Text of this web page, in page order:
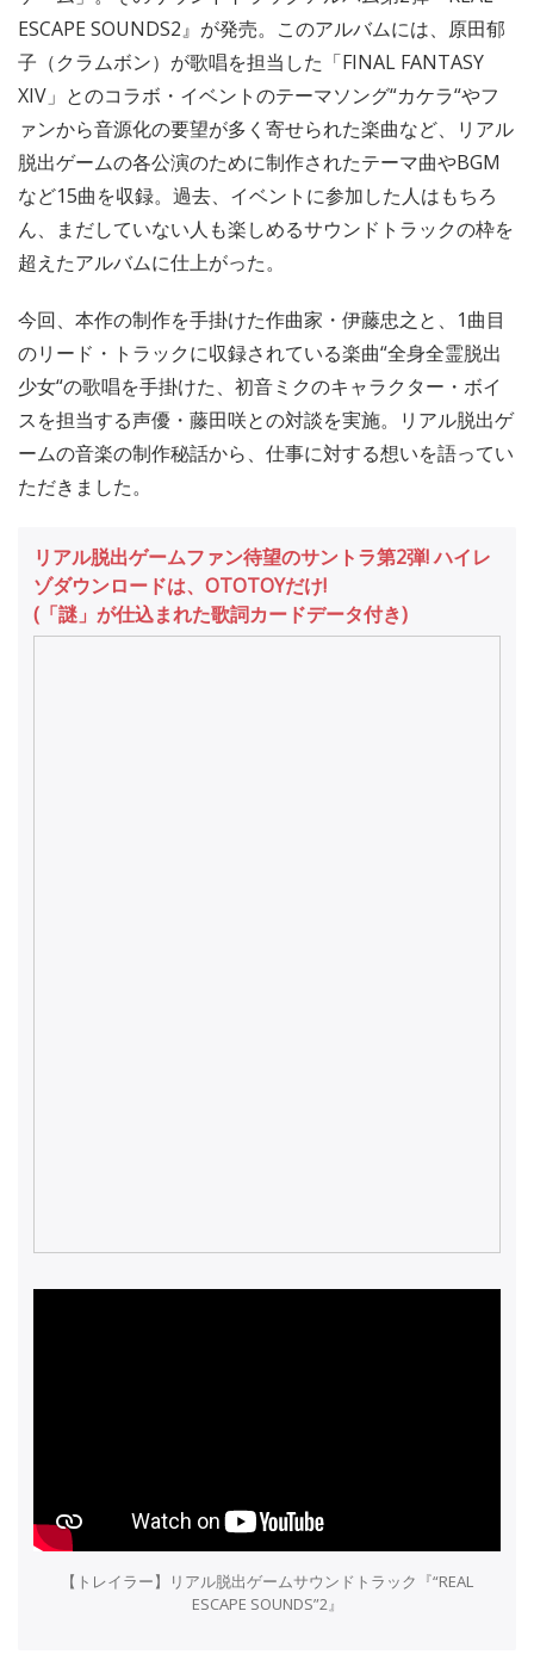
ESCAPE SOUNDS2』が発売。このアルバムには、原田郁
子（クラムボン）が歌唱を担当した「FINAL FANTASY
XIV」とのコラボ・イベントのテーマソング“カケラ“やフ
ァンから音源化の要望が多く寄せられた楽曲など、リアル
脱出ゲームの各公演のために制作されたテーマ曲やBGM
など15曲を収録。過去、イベントに参加した人はもちろ
ん、まだしていない人も楽しめるサウンドトラックの枠を
超えたアルバムに仕上がった。
今回、本作の制作を手掛けた作曲家・伊藤忠之と、1曲目
のリード・トラックに収録されている楽曲“全身全霊脱出
少女“の歌唱を手掛けた、初音ミクのキャラクター・ボイ
スを担当する声優・藤田咲との対談を実施。リアル脱出ゲ
ームの音楽の制作秘話から、仕事に対する想いを語ってい
ただきました。
リアル脱出ゲームファン待望のサントラ第2弾! ハイレ
ゾダウンロードは、OTOTOYだけ!
(「謎」が仕込まれた歌詞カードデータ付き)
【トレイラー】リアル脱出ゲームサウンドトラック『“REAL
ESCAPE SOUNDS”2』